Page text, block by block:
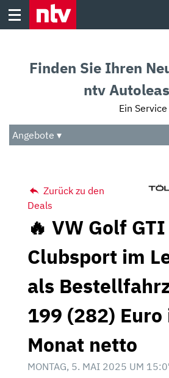
Skip
Audio
Das Beste
Finden Sie Ihren
ntv
Ein
Angebote ▾
Zurück zu den
Deals
🔥 VW Golf GTI
Clubsport im
als
199 (282) Euro
Monat netto
MONTAG, 5. MAI 2025 UM